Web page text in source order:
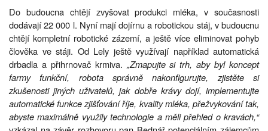
Do budoucna chtějí zvyšovat produkci mléka, v současnosti
dodávají 22 000 l. Nyní mají dojírnu a robotickou stáj, v budoucnu
chtějí kompletní robotické zázemí, a ještě více eliminovat pohyb
člověka ve stáji. Od Lely ještě využívají například automatická
drbadla a přihrnovač krmiva. „Zmapujte si trh, aby byl koncept
farmy funkční, robota správně nakonfigurujte, zjistěte si
zkušenosti jiných uživatelů, jak dobře krávy dojí, implementujte
automatické funkce zjišťování říje, kvality mléka, přežvykování tak,
abyste maximálně využily technologie a měli přehled o kravách,“